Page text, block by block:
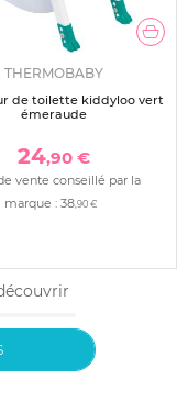
THERMOBABY
de toilette kiddyloo vert
émeraude
24,90 €
vente conseillé par la
marque :38 ,90 €